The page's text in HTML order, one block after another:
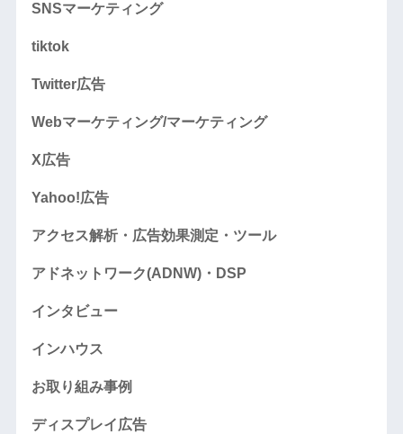
SNSマーケティング
tiktok
Twitter広告
Webマーケティング/マーケティング
X広告
Yahoo!広告
アクセス解析・広告効果測定・ツール
アドネットワーク(ADNW)・DSP
インタビュー
インハウス
お取り組み事例
ディスプレイ広告